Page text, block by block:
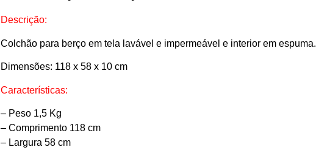
Descrição:
Colchão para berço em tela lavável e impermeável e interior em espuma.
Dimensões: 118 x 58 x 10 cm
Características:
– Peso 1,5 Kg
– Comprimento 118 cm
– Largura 58 cm